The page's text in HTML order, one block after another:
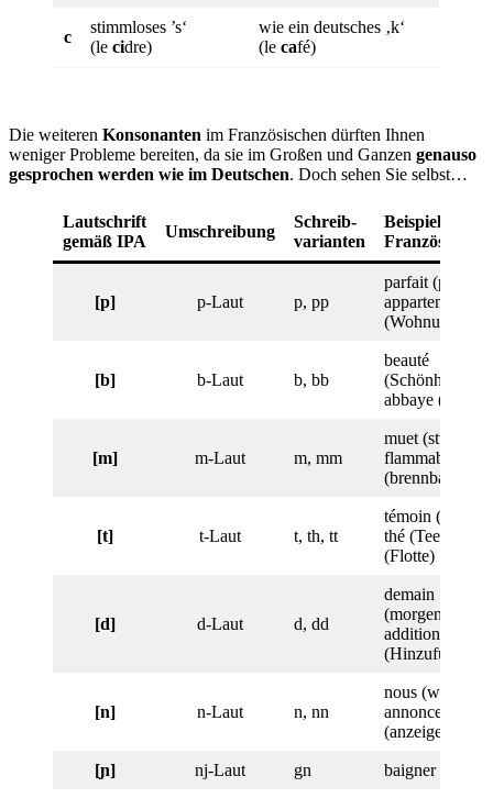
c
stimmloses ’s‘
(le cidre)
wie ein deutsches ‚k‘
(le café)
Die weiteren Konsonanten im Französischen dürften Ihnen
weniger Probleme bereiten, da sie im Großen und Ganzen genauso
gesprochen werden wie im Deutschen. Doch sehen Sie selbst…
Lautschrift
gemäß IPA
Umschreibung
Schreib-
varianten
Beispiel:
Französisch
[p] p-Laut p, pp
parfait
appartement
(Wohnung)
[b] b-Laut b, bb
beauté
(Schönheit),
abbaye (Abtei)
[m] m-Laut m, mm
muet (stumm),
flammable
(brennbar)
[t] t-Laut t, th, tt
témoin
thé (Tee), flotte
(Flotte)
[d] d-Laut d, dd
demain
(morgen),
addition
(Hinzufügung)
[n] n-Laut n, nn
nous (wir),
annoncer
(anzeigen)
[ɲ] nj-Laut gn baigner (baden)